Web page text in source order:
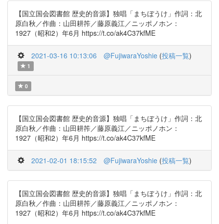
【国立国会図書館 歴史的音源】独唱「まちぼうけ」作詞：北
原白秋／作曲：山田耕筰／藤原義江／ニッポノホン：
1927（昭和2）年6月 https://t.co/ak4C37kfME
2021-03-16 10:13:06 @FujiwaraYoshie (投稿一覧)
1
0
【国立国会図書館 歴史的音源】独唱「まちぼうけ」作詞：北
原白秋／作曲：山田耕筰／藤原義江／ニッポノホン：
1927（昭和2）年6月 https://t.co/ak4C37kfME
2021-02-01 18:15:52 @FujiwaraYoshie (投稿一覧)
【国立国会図書館 歴史的音源】独唱「まちぼうけ」作詞：北
原白秋／作曲：山田耕筰／藤原義江／ニッポノホン：
1927（昭和2）年6月 https://t.co/ak4C37kfME